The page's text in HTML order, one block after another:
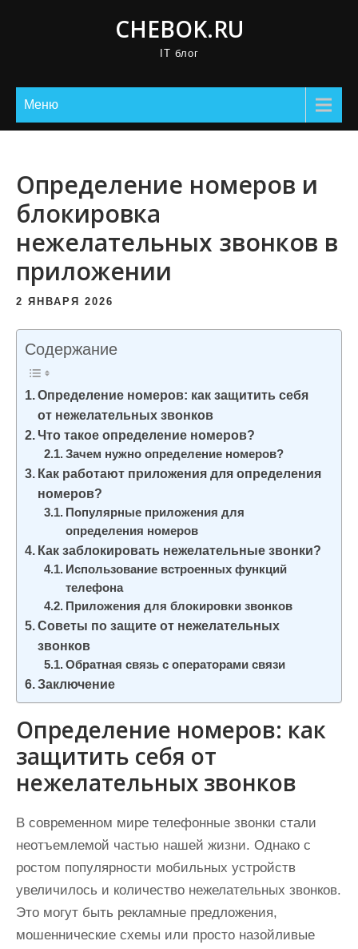
CHEBOK.RU
IT блог
Меню
Определение номеров и
блокировка
нежелательных звонков в
приложении
2 ЯНВАРЯ 2026
Содержание
Определение номеров: как защитить себя
от нежелательных звонков
Что такое определение номеров?
Зачем нужно определение номеров?
Как работают приложения для определения
номеров?
Популярные приложения для
определения номеров
Как заблокировать нежелательные звонки?
Использование встроенных функций
телефона
Приложения для блокировки звонков
Советы по защите от нежелательных
звонков
Обратная связь с операторами связи
Заключение
Определение номеров: как
защитить себя от
нежелательных звонков
В современном мире телефонные звонки стали
неотъемлемой частью нашей жизни. Однако с
ростом популярности мобильных устройств
увеличилось и количество нежелательных звонков.
Это могут быть рекламные предложения,
мошеннические схемы или просто назойливые